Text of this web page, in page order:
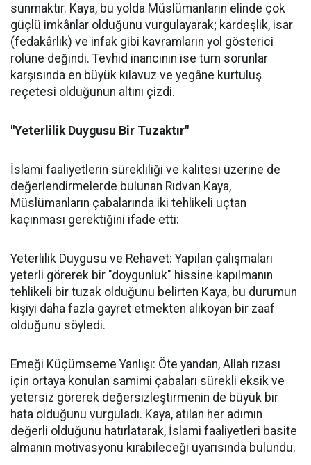
sunmaktır. Kaya, bu yolda Müslümanların elinde çok
güçlü imkânlar olduğunu vurgulayarak; kardeşlik, isar
(fedakârlık) ve infak gibi kavramların yol gösterici
rolüne değindi. Tevhid inancının ise tüm sorunlar
karşısında en büyük kılavuz ve yegâne kurtuluş
reçetesi olduğunun altını çizdi.
"Yeterlilik Duygusu Bir Tuzaktır"
İslami faaliyetlerin sürekliliği ve kalitesi üzerine de
değerlendirmelerde bulunan Rıdvan Kaya,
Müslümanların çabalarında iki tehlikeli uçtan
kaçınması gerektiğini ifade etti:
Yeterlilik Duygusu ve Rehavet: Yapılan çalışmaları
yeterli görerek bir "doygunluk" hissine kapılmanın
tehlikeli bir tuzak olduğunu belirten Kaya, bu durumun
kişiyi daha fazla gayret etmekten alıkoyan bir zaaf
olduğunu söyledi.
Emeği Küçümseme Yanlışı: Öte yandan, Allah rızası
için ortaya konulan samimi çabaları sürekli eksik ve
yetersiz görerek değersizleştirmenin de büyük bir
hata olduğunu vurguladı. Kaya, atılan her adımın
değerli olduğunu hatırlatarak, İslami faaliyetleri basite
almanın motivasyonu kırabileceği uyarısında bulundu.